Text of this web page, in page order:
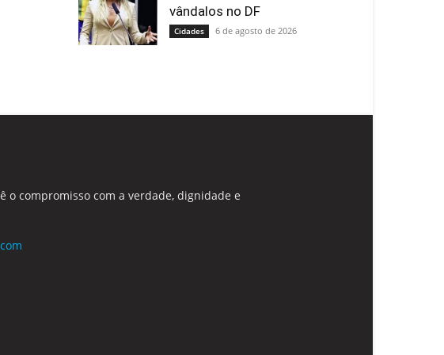
vândalos no DF
Cidades 6 de agosto de 2026
o compromisso com a verdade, dignidade e